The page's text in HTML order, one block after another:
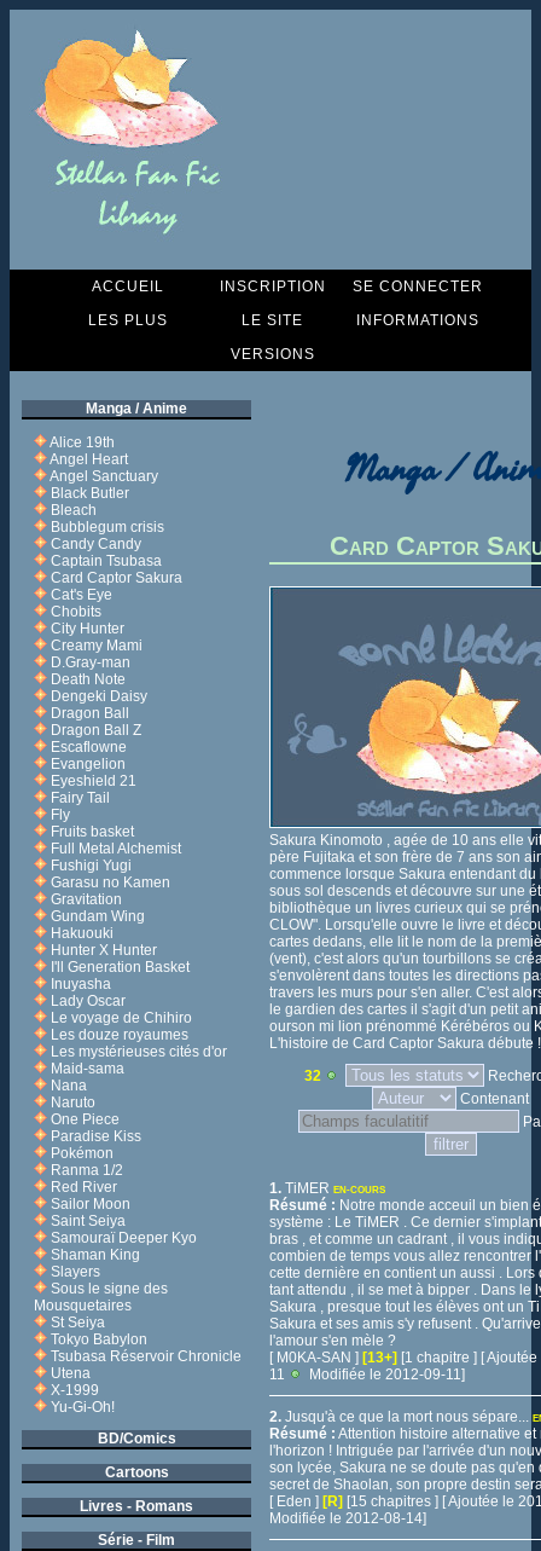
ACCUEIL INSCRIPTION
SE CONNECTER
LES PLUS
LE SITE
INFORMATIONS
VERSIONS
Manga / Anime
Alice 19th
Angel Heart
Angel Sanctuary
Black Butler
Bleach
Bubblegum crisis
Candy Candy
Captain Tsubasa
Card Captor Sakura
Cat's Eye
Chobits
City Hunter
Creamy Mami
D.Gray-man
Death Note
Dengeki Daisy
Dragon Ball
Dragon Ball Z
Escaflowne
Evangelion
Eyeshield 21
Fairy Tail
Fly
Fruits basket
Full Metal Alchemist
Fushigi Yugi
Garasu no Kamen
Gravitation
Gundam Wing
Hakuouki
Hunter X Hunter
I'll Generation Basket
Inuyasha
Lady Oscar
Le voyage de Chihiro
Les douze royaumes
Les mystérieuses cités d'or
Maid-sama
Nana
Naruto
One Piece
Paradise Kiss
Pokémon
Ranma 1/2
Red River
Sailor Moon
Saint Seiya
Samouraï Deeper Kyo
Shaman King
Slayers
Sous le signe des
Mousquetaires
St Seiya
Tokyo Babylon
Tsubasa Réservoir Chronicle
Utena
X-1999
Yu-Gi-Oh!
BD/Comics
Cartoons
Livres - Romans
Série - Film
Manga /
Card Captor
Sakura Kinomoto , agée de 10 ans elle
père Fujitaka et son frère de 7 ans son
commence lorsque Sakura entendant du
sous sol descends et découvre sur une
bibliothèque un livres curieux qui se
CLOW". Lorsqu'elle ouvre le livre et
cartes dedans, elle lit le nom de la
(vent), c'est alors qu'un tourbillons se
s'envolèrent dans toutes les directions
travers les murs pour s'en aller. C'est
le gardien des cartes il s'agit d'un petit
ourson mi lion prénommé Kérébéros ou
L'histoire de Card Captor Sakura débute !
32
Contenant
1. TiMER EN-COURS
Résumé : Notre monde acceuil un bien
système : Le TiMER . Ce dernier
bras , et comme un cadrant , il vous
combien de temps vous allez rencontrer
cette dernière en contient un aussi . Lors
tant attendu , il se met à bipper . Dans le
Sakura , presque tout les élèves ont un
Sakura et ses amis s'y refusent .
l'amour s'en mèle ?
[ M0KA-SAN ] [13+] [1 chapitre ] [
11
Modifiée le 2012-09-11]
2. Jusqu'à ce que la mort nous sépare...
Résumé : Attention histoire alternative et
l'horizon ! Intriguée par l'arrivée d'un
son lycée, Sakura ne se doute pas qu'en
secret de Shaolan, son propre destin
[ Eden ] [R] [15 chapitres ] [ Ajoutée le
Modifiée le 2012-08-14]